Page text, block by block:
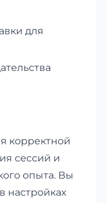
для
корректной
сессий и
опыта. Вы
настройках